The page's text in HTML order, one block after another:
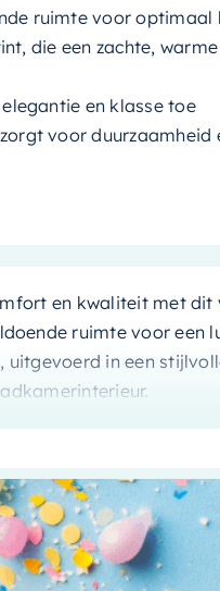
ruimte voor
die een zachte,
en klasse toe
voor duurzaamheid
en kwaliteit met dit
ruimte voor een
uitgevoerd in een
blikvanger. Het
een gevoel van
en klasse toe aan